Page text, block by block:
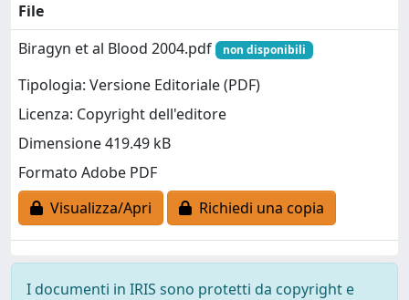
File
Biragyn et al Blood 2004.pdf
non disponibili
Tipologia: Versione Editoriale (PDF)
Licenza: Copyright dell'editore
Dimensione 419.49 kB
Formato Adobe PDF
Visualizza/Apri
Richiedi una copia
I documenti in IRIS sono protetti da copyright e